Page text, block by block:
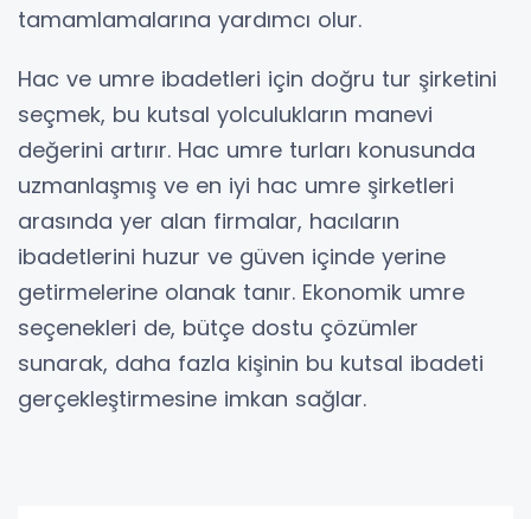
tamamlamalarına yardımcı olur.
Hac ve umre ibadetleri için doğru tur şirketini
seçmek, bu kutsal yolculukların manevi
değerini artırır. Hac umre turları konusunda
uzmanlaşmış ve en iyi hac umre şirketleri
arasında yer alan firmalar, hacıların
ibadetlerini huzur ve güven içinde yerine
getirmelerine olanak tanır. Ekonomik umre
seçenekleri de, bütçe dostu çözümler
sunarak, daha fazla kişinin bu kutsal ibadeti
gerçekleştirmesine imkan sağlar.